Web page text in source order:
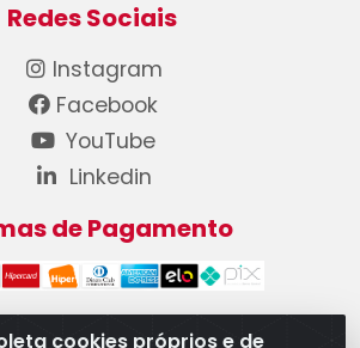
cookies próprios e de
Redes Sociais
Instagram
Facebook
YouTube
Linkedin
de Pagamento